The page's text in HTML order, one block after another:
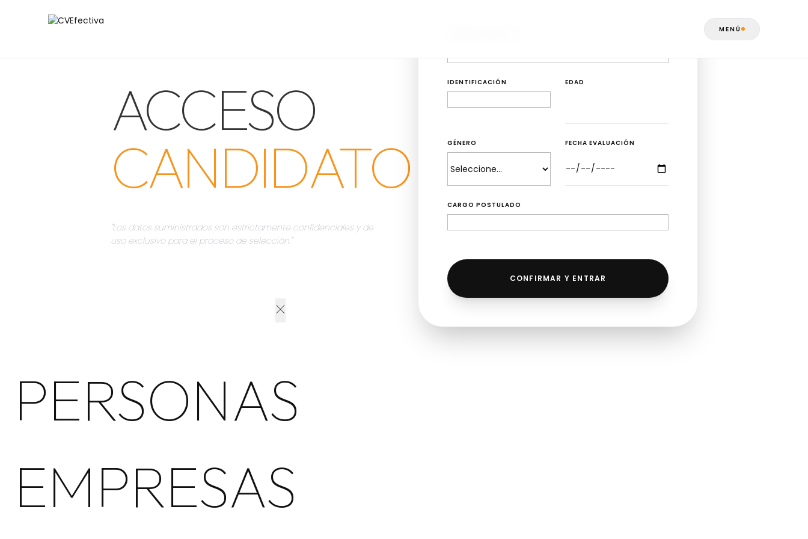
MENÚ
×
PERSONAS
EMPRESAS
ACCESO
CANDIDATO
"Los datos suministrados son estrictamente confidenciales y de
uso exclusivo para el proceso de selección."
IDENTIFICACIÓN EDAD
GÉNERO FECHA EVALUACIÓN
CARGO POSTULADO
CONFIRMAR Y ENTRAR